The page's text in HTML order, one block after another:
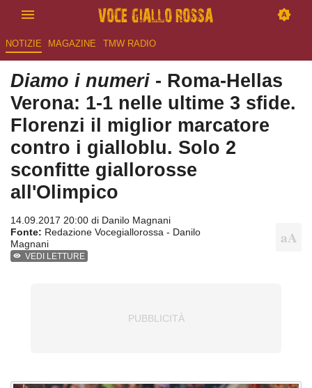
NOTIZIE MAGAZINE TMW RADIO
Diamo i numeri - Roma-Hellas
Verona: 1-1 nelle ultime 3 sfide.
Florenzi il miglior marcatore
contro i gialloblu. Solo 2
sconfitte giallorosse
all'Olimpico
14.09.2017 20:00 di Danilo Magnani
Fonte: Redazione Vocegiallorossa - Danilo
Magnani
VEDI LETTURE